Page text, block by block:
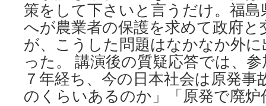
策をして下さいと言うだけ。福
へが農業者の保護を求めて政府
が、こうした問題はなかなか外
った。 講演後の質疑応答では、
７年経ち、今の日本社会は原発
のくらいあるのか」「原発で廃